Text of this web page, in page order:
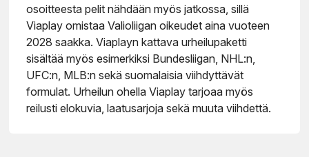
osoitteesta pelit nähdään myös jatkossa, sillä
Viaplay omistaa Valioliigan oikeudet aina vuoteen
2028 saakka. Viaplayn kattava urheilupaketti
sisältää myös esimerkiksi Bundesliigan, NHL:n,
UFC:n, MLB:n sekä suomalaisia viihdyttävät
formulat. Urheilun ohella Viaplay tarjoaa myös
reilusti elokuvia, laatusarjoja sekä muuta viihdettä.